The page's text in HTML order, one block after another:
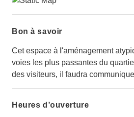
Bon à savoir
Cet espace à l'aménagement
voies les plus passantes du
des visiteurs, il faudra
Heures d’ouverture